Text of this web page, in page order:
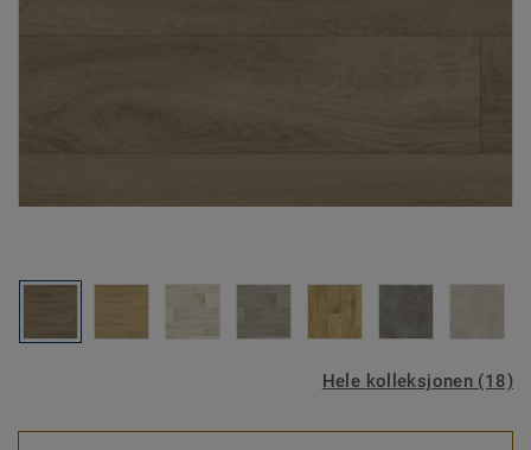
Hele kolleksjonen (18)